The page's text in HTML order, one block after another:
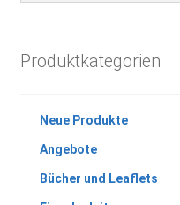
Produktkategorien
Neue Produkte
Angebote
Bücher und Leaflets